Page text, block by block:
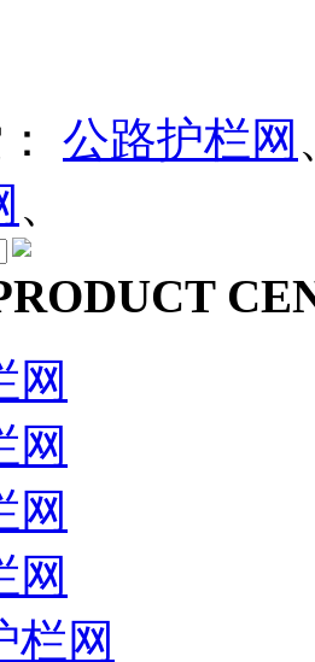
公路护栏网
、
网
网
网
网
栏网